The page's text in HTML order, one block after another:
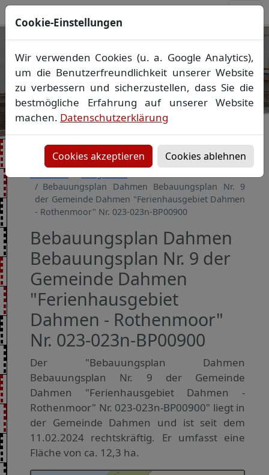
Ihr Vermessungsbüro in
Mecklenburg-Vorpommern
Wir vermessen Ihr Grundstück
Lageplan Absteckung▪Bauvermessung ▪
Gebäudeeinmessung
Grenzfeststellung▪Amtliche Auskünfte und
Vorheriges Bild
Bebauungsplan Dahmen Bebauungsplan Nr. 9
der Gemeinde Dahmen "Ferienhausgebiet Dahmen
- Rothenmoor" Nr. 023-023n-BP00900
Bebauungsplan Dahmen
Bebauungsplan Nr. 9 der
Gemeinde Dahmen
"Ferienhausgebiet
Dahmen - Rothenmoor"
Nr. 023-023n-BP00900
Der "Bebauungsplan Dahmen
Bebauungsplan Nr. 9 der Gemeinde
Dahmen "Ferienhausgebiet Dahmen -
Rothenmoor" Nr. 023-023n-BP00900" liegt in
der Gemeinde Dahmen und ist seit dem
11.02.2024 rechtskräftig. Er umfasst eine
Fläche von ca. 12,3 ha.
Cookie-Einstellungen
Wir verwenden Cookies (u. a. Google Analytics),
um die Benutzerfreundlichkeit unserer Website
zu verbessern und sicherzustellen, dass Sie die
bestmögliche Erfahrung auf unserer Website
machen. Datenschutzerklärung
Cookies akzeptieren Cookies ablehnen